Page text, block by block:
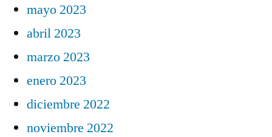
mayo 2023
abril 2023
marzo 2023
enero 2023
diciembre 2022
noviembre 2022